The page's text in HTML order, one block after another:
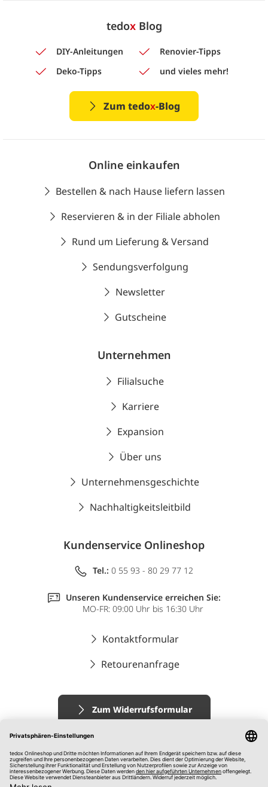
tedoxBlog
DIY-Anleitungen
Renovier-Tipps
Deko-Tipps
und vieles mehr!
Zum tedox-Blog
Online einkaufen
Bestellen & nach Hause liefern lassen
Reservieren & in der Filiale abholen
Rund um Lieferung & Versand
Sendungsverfolgung
Newsletter
Gutscheine
Unternehmen
Filialsuche
Karriere
Expansion
Über uns
Unternehmensgeschichte
Nachhaltigkeitsleitbild
Kundenservice Onlineshop
Tel.: 0 55 93 - 80 29 77 12
Unseren Kundenservice erreichen Sie:
MO-FR: 09:00 Uhr bis 16:30 Uhr
Kontaktformular
Retourenanfrage
Zum Widerrufsformular
Impressum
AGB